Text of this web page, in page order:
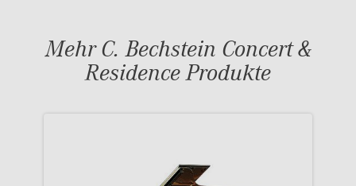
Mehr C. Bechstein Concert &
Residence Produkte